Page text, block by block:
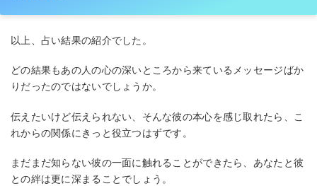
以上、占い結果の紹介でした。
どの結果もあの人の心の深いところから来ているメッセージばか
りだったのではないでしょうか。
伝えたいけど伝えられない、そんな彼の本心を感じ取れたら、こ
れからの関係にきっと役立つはずです。
まだまだ知らない彼の一面に触れることができたら、あなたと彼
との絆は更に深まることでしょう。